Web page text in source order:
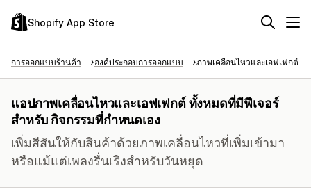
Shopify App Store
การออกแบบร้านค้า องค์ประกอบการออกแบบ ภาพเคลื่อนไหวและเอฟเฟกต์
แอปภาพเคลื่อนไหวและเอฟเฟกต์ ทั้งหมดที่มีฟีเจอร์
สำหรับ กิจกรรมที่กำหนดเอง
เพิ่มสีสันให้กับสินค้าด้วยภาพเคลื่อนไหวที่เพิ่มเข้ามา
หรือแม้แต่เพลงรื่นเริงสำหรับวันหยุด